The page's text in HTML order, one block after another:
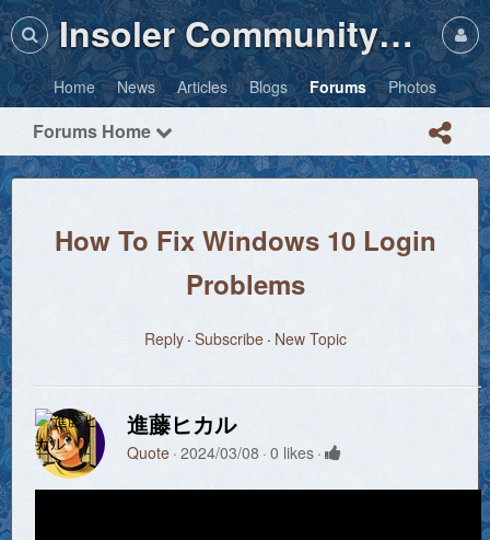
Insoler Community・Photos
Home News Articles Blogs Forums Photos
Forums Home
How To Fix Windows 10 Login
Problems
Reply Subscribe New Topic
進藤ヒカル
Quote 2024/03/08 0 likes